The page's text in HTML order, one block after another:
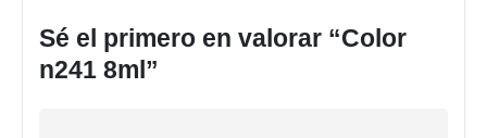
Sé el primero en valorar “Color
n241 8ml”